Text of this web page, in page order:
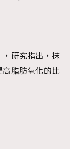
研究指出，抹
脂肪氧化的比